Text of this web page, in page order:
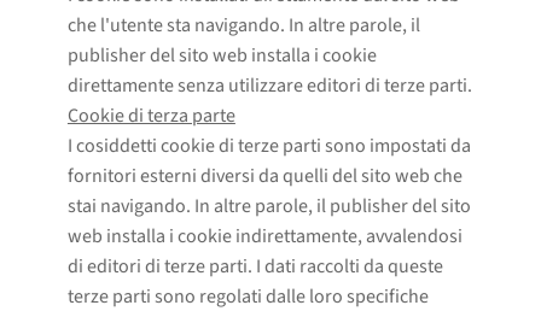
che l'utente sta navigando. In altre parole, il
publisher del sito web installa i cookie
direttamente senza utilizzare editori di terze parti.
Cookie di terza parte
I cosiddetti cookie di terze parti sono impostati da
fornitori esterni diversi da quelli del sito web che
stai navigando. In altre parole, il publisher del sito
web installa i cookie indirettamente, avvalendosi
di editori di terze parti. I dati raccolti da queste
terze parti sono regolati dalle loro specifiche